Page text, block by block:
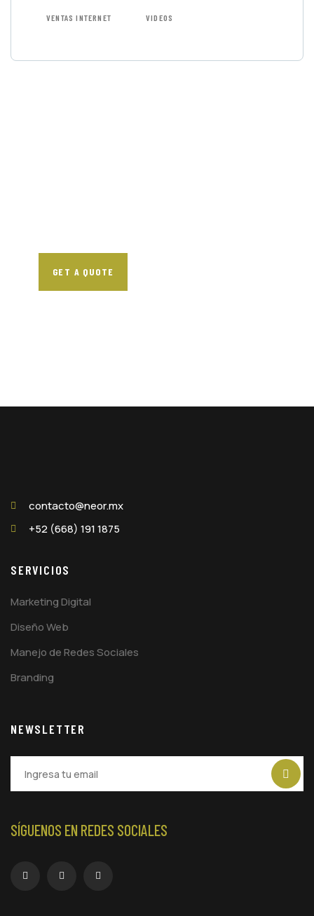
VENTAS INTERNET VIDEOS
GET A QUOTE
contacto@neor.mx
+52 (668) 191 1875
SERVICIOS
Marketing Digital
Diseño Web
Manejo de Redes Sociales
Branding
NEWSLETTER
SÍGUENOS EN REDES SOCIALES